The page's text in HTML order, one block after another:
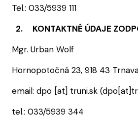
Tel.: 033/5939 111
2. KONTAKTNÉ ÚDAJE
Mgr. Urban Wolf
Hornopotočná 23, 918 43
email: dpo [at] truni.sk
tel.: 033/5939 344